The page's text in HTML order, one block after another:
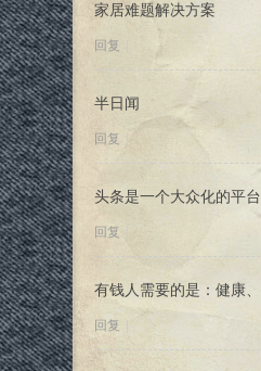
家居难题解决方案
回复
半日闻
回复
头条是一个大众化的平
回复
有钱人需要的是：健康
回复